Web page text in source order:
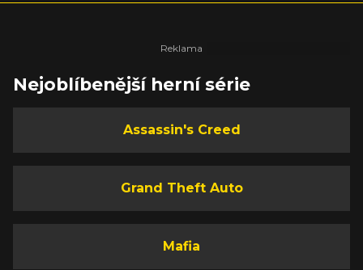
Nejoblíbenější herní série
Assassin's Creed
Grand Theft Auto
Mafia